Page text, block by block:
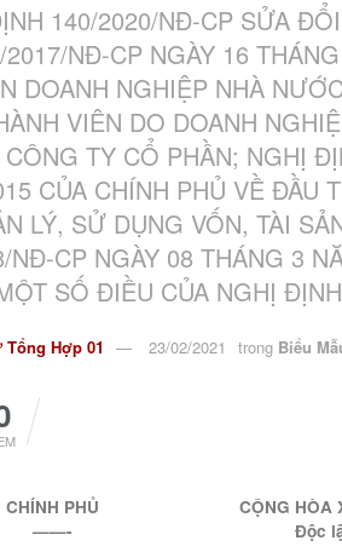
140/2020/NĐ-CP SỬA
NĐ-CP NGÀY 16
DOANH NGHIỆP NHÀ
VIÊN DO DOANH
TY CỔ PHẦN; NGHỊ
CỦA CHÍNH PHỦ VỀ ĐẦU
LÝ, SỬ DỤNG VỐN, TÀI
NĐ-CP NGÀY 08 THÁNG 3
SỐ ĐIỀU CỦA NGHỊ
Tổng Hợp 01 23/02/2021 trong Biểu
CHÍNH PHỦ
——-
CỘNG HÒA
Độc